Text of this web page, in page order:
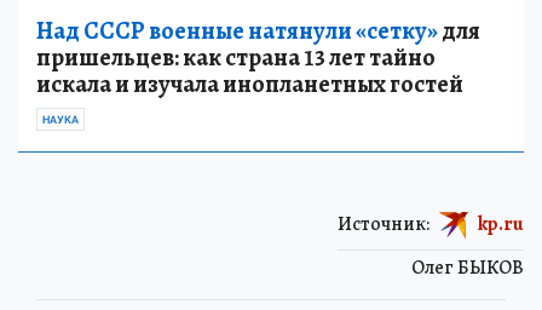
Над СССР военные натянули «сетку» для
пришельцев: как страна 13 лет тайно
искала и изучала инопланетных гостей